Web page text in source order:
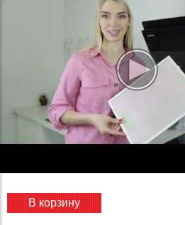
В корзину